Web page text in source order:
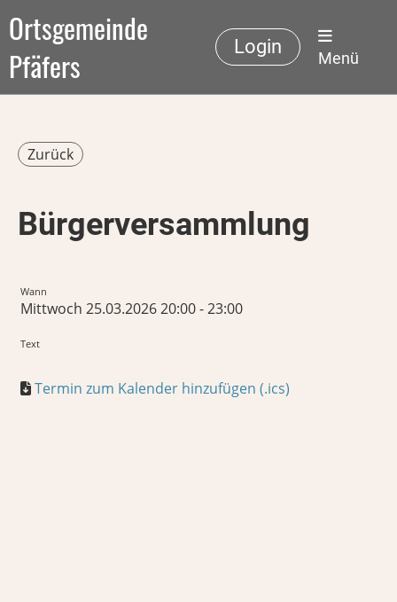
Ortsgemeinde
Pfäfers
Login
Menü
Zurück
Bürgerversammlung
Wann
Mittwoch 25.03.2026 20:00 - 23:00
Text
Termin zum Kalender hinzufügen (.ics)